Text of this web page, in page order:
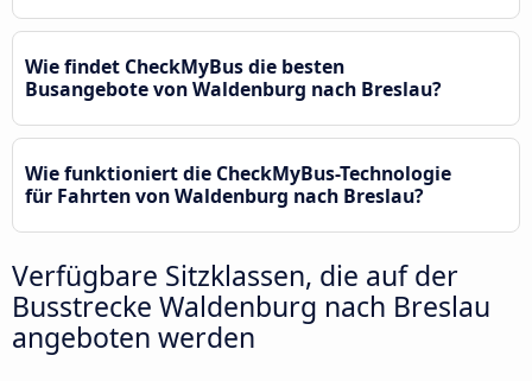
Wie findet CheckMyBus die besten
Busangebote von Waldenburg nach Breslau?
Wie funktioniert die CheckMyBus-Technologie
für Fahrten von Waldenburg nach Breslau?
Verfügbare Sitzklassen, die auf der
Busstrecke Waldenburg nach Breslau
angeboten werden